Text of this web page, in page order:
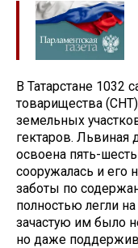
В Татарстане 1032
товарищества
земельных
гектаров. Львиная
освоена пять-
сооружалась и его
заботы по
полностью легли
зачастую им было
но даже